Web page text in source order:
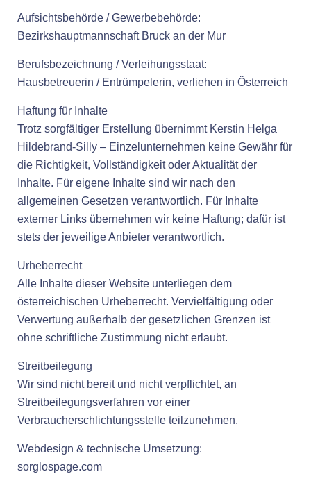
Aufsichtsbehörde / Gewerbebehörde:
Bezirkshauptmannschaft Bruck an der Mur
Berufsbezeichnung / Verleihungsstaat:
Hausbetreuerin / Entrümpelerin, verliehen in Österreich
Haftung für Inhalte
Trotz sorgfältiger Erstellung übernimmt Kerstin Helga
Hildebrand-Silly – Einzelunternehmen keine Gewähr für
die Richtigkeit, Vollständigkeit oder Aktualität der
Inhalte. Für eigene Inhalte sind wir nach den
allgemeinen Gesetzen verantwortlich. Für Inhalte
externer Links übernehmen wir keine Haftung; dafür ist
stets der jeweilige Anbieter verantwortlich.
Urheberrecht
Alle Inhalte dieser Website unterliegen dem
österreichischen Urheberrecht. Vervielfältigung oder
Verwertung außerhalb der gesetzlichen Grenzen ist
ohne schriftliche Zustimmung nicht erlaubt.
Streitbeilegung
Wir sind nicht bereit und nicht verpflichtet, an
Streitbeilegungsverfahren vor einer
Verbraucherschlichtungsstelle teilzunehmen.
Webdesign & technische Umsetzung:
sorglospage.com